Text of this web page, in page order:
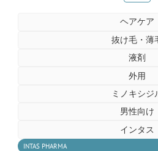
ヘアケア
抜け毛・薄
液剤
外用
ミノキシジ
男性向け
インタス
INTAS PHARMA